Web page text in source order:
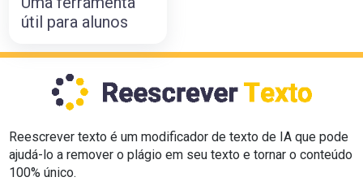
útil para alunos
Reescrever texto é um modificador de texto de IA que pode
ajudá-lo a remover o plágio em seu texto e tornar o conteúdo
100% único.